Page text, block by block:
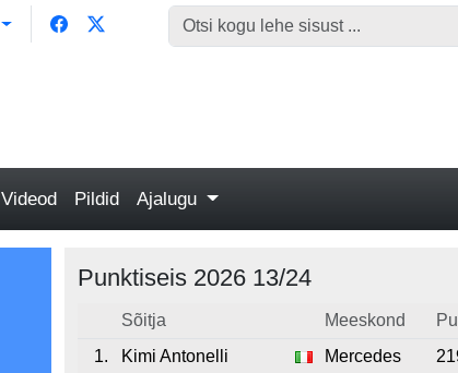
Videod Pildid Ajalugu
Punktiseis 2026 13/24
Sõitja Meeskond
1.
Kimi Antonelli Mercedes